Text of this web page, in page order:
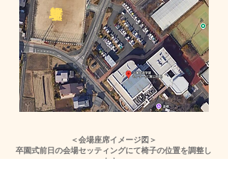
＜会場座席イメージ図＞
卒園式前日の会場セッティングにて椅子の位置を調整し
ます。